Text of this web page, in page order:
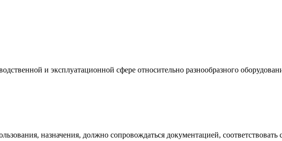
и эксплуатационной сфере относительно разнообразного
назначения, должно сопровождаться документацией, соответствовать